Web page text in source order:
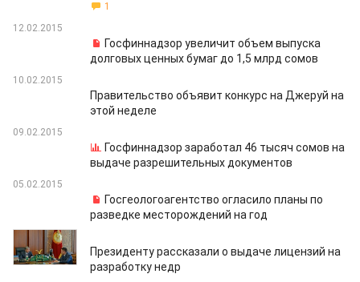
1
12.02.2015
Госфиннадзор увеличит объем выпуска
долговых ценных бумаг до 1,5 млрд сомов
10.02.2015
Правительство объявит конкурс на Джеруй на
этой неделе
09.02.2015
Госфиннадзор заработал 46 тысяч сомов на
выдаче разрешительных документов
05.02.2015
Госгеологоагентство огласило планы по
разведке месторождений на год
05.02.2015
Президенту рассказали о выдаче лицензий на
разработку недр